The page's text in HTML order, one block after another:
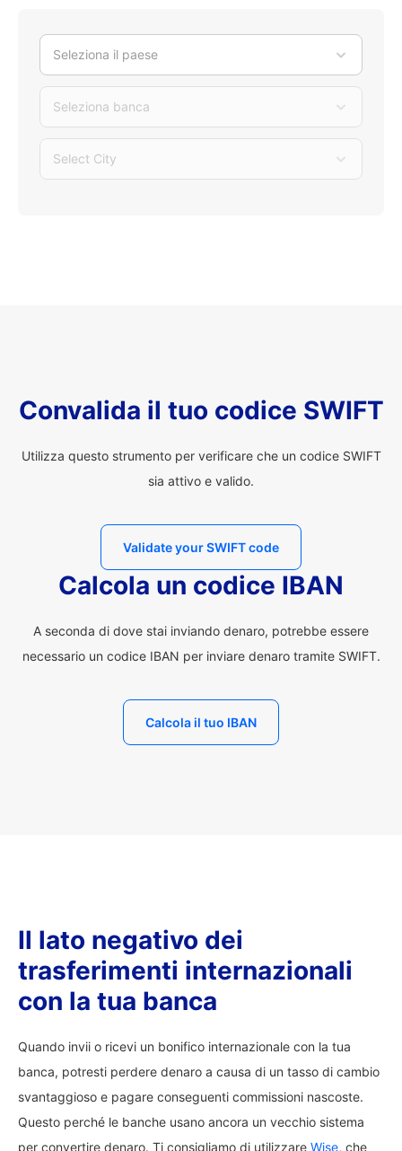
Seleziona il paese
Seleziona banca
Select City
Convalida il tuo codice SWIFT
Utilizza questo strumento per verificare che un codice SWIFT
sia attivo e valido.
Validate your SWIFT code
Calcola un codice IBAN
A seconda di dove stai inviando denaro, potrebbe essere
necessario un codice IBAN per inviare denaro tramite SWIFT.
Calcola il tuo IBAN
Il lato negativo dei
trasferimenti internazionali
con la tua banca
Quando invii o ricevi un bonifico internazionale con la tua
banca, potresti perdere denaro a causa di un tasso di cambio
svantaggioso e pagare conseguenti commissioni nascoste.
Questo perché le banche usano ancora un vecchio sistema
per convertire denaro. Ti consigliamo di utilizzare Wise, che